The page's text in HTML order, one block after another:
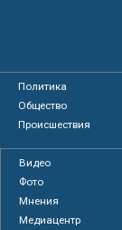
Политика
Общество
Происшествия
Видео
Фото
Мнения
Медиацентр